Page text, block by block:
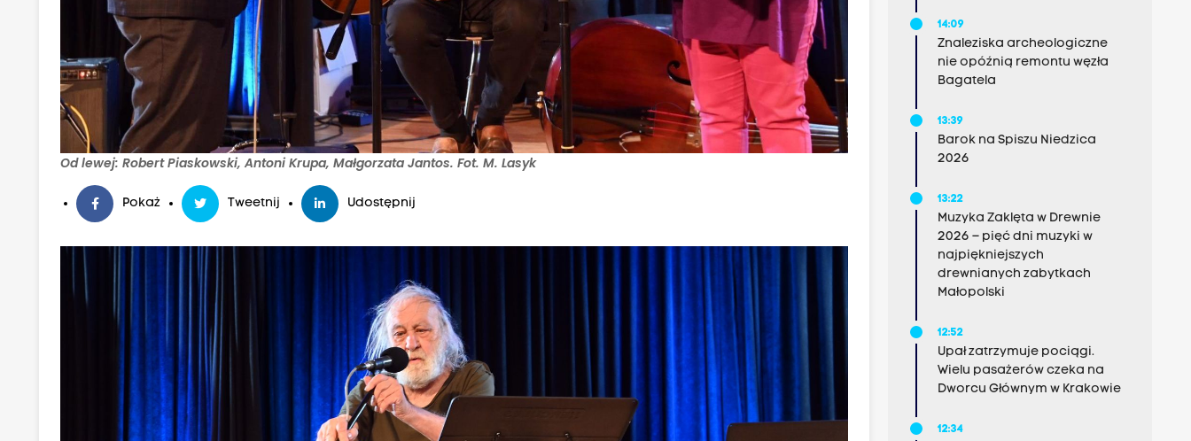
Od lewej: Robert Piaskowski, Antoni Krupa, Małgorzata Jantos. Fot. M. Lasyk
Pokaż Tweetnij Udostępnij
14:09
Znaleziska archeologiczne
nie opóźnią remontu węzła
Bagatela
13:39
Barok na Spiszu Niedzica
2026
13:22
Muzyka Zaklęta w Drewnie
2026 – pięć dni muzyki w
najpiękniejszych
drewnianych zabytkach
Małopolski
12:52
Upał zatrzymuje pociągi.
Wielu pasażerów czeka na
Dworcu Głównym w Krakowie
12:34